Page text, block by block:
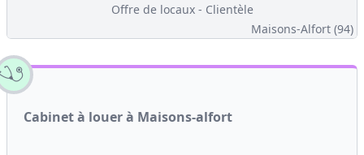
Offre de locaux - Clientèle
Maisons-Alfort (94)
Cabinet à louer à Maisons-alfort